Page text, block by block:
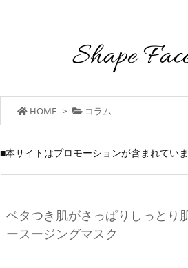
HOME > コラム
■本サイトはプロモーションが含まれてい
ベタつき肌がさっぱりしっとり
ースージングマスク